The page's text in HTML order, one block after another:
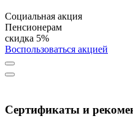
Социальная акция
Пенсионерам
скидка 5%
Воспользоваться акцией
Сертификаты и